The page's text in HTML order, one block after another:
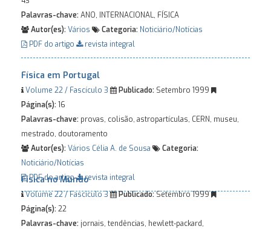
Palavras-chave:ANO, INTERNACIONAL, FÍSICA
Autor(es):Vários Categoria: Noticiário/Notícias
PDF do artigo
revista integral
Física em Portugal
Volume 22 / Fascículo 3 Publicado: Setembro 1999
Página(s):16
Palavras-chave: provas, colisão, astropartículas, CERN, museu,
mestrado, doutoramento
Autor(es):Vários Célia A. de Sousa
Categoria:
Noticiário/Notícias
PDF do artigo
revista integral
Física no Mundo
Volume 22 / Fascículo 3 Publicado:Setembro 1999
Página(s):22
Palavras-chave: jornais, tendências, hewlett-packard,